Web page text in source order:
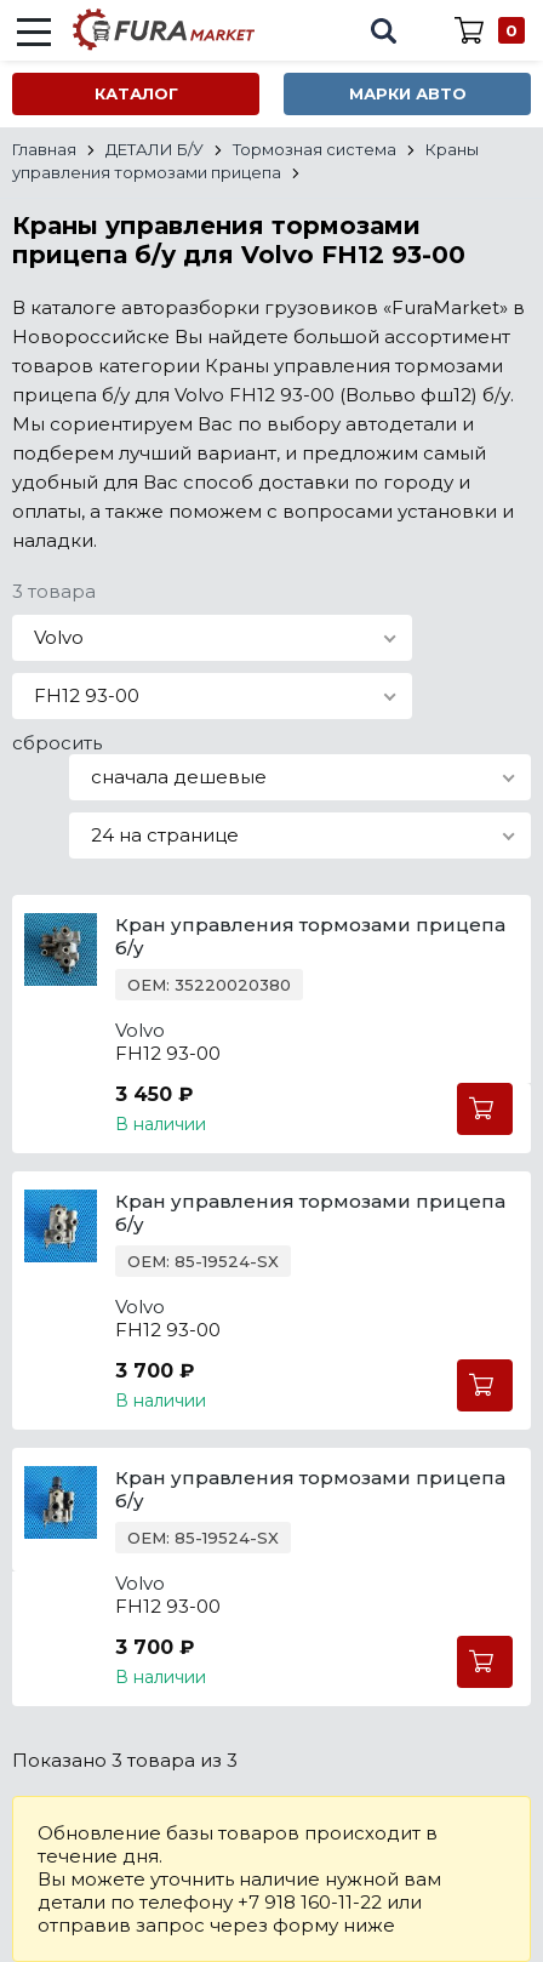
0
КАТАЛОГ МАРКИ АВТО
Главная ДЕТАЛИ Б/У Тормозная система
Краны
управления тормозами прицепа
Краны управления тормозами
прицепа б/у для Volvo FH12 93-00
В каталоге авторазборки грузовиков «FuraMarket» в
Новороссийске Вы найдете большой ассортимент
товаров категории Краны управления тормозами
прицепа б/у для Volvo FH12 93-00 (Вольво фш12) б/у.
Мы сориентируем Вас по выбору автодетали и
подберем лучший вариант, и предложим самый
удобный для Вас способ доставки по городу и
оплаты, а также поможем с вопросами установки и
наладки.
3 товара
Volvo
FH12 93-00
сбросить
сначала дешевые
24 на странице
Кран управления тормозами прицепа
б/у
OEM: 35220020380
Volvo
FH12 93-00
3 450 ₽
В наличии
Кран управления тормозами прицепа
б/у
OEM: 85-19524-SX
Volvo
FH12 93-00
3 700 ₽
В наличии
Кран управления тормозами прицепа
б/у
OEM: 85-19524-SX
Volvo
FH12 93-00
3 700 ₽
В наличии
Показано 3 товара из 3
Обновление базы товаров происходит в
течение дня.
Вы можете уточнить наличие нужной вам
детали по телефону +7 918 160-11-22 или
отправив запрос через форму ниже